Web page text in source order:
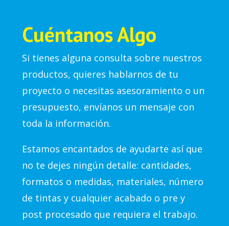
Cuéntanos Algo
Si tienes alguna consulta sobre nuestros
productos, quieres hablarnos de tu
proyecto o necesitas asesoramiento o un
presupuesto, envíanos un mensaje con
toda la información.
Estamos encantados de ayudarte así que
no te dejes ningún detalle: cantidades,
formatos o medidas, materiales, número
de tintas y cualquier acabado o pre y
post procesado que requiera el trabajo.